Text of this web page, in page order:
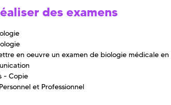
des examens
en oeuvre un examen de biologie médicale
- Copie
et Professionnel